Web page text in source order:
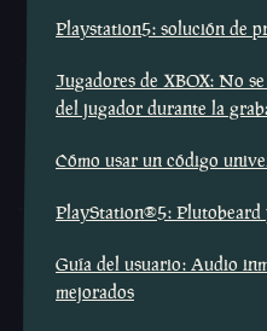
Playstation5: solución de
Jugadores de XBOX: No
del jugador durante la
Cómo usar un código
PlayStation®5: Plutobeard
Guía del usuario: Audio
mejorados